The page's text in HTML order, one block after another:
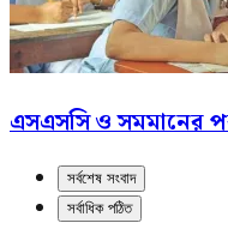
এসএসসি ও সমমানের
সর্বশেষ সংবাদ
সর্বাধিক পঠিত